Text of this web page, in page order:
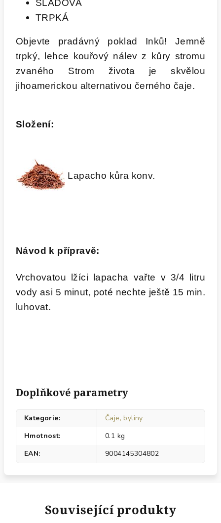
SLADOVÁ
TRPKÁ
Objevte pradávný poklad Inků! Jemně
trpký, lehce kouřový nálev z kůry stromu
zvaného Strom života je skvělou
jihoamerickou alternativou černého čaje.
Složení:
Lapacho kůra konv.
Návod k přípravě:
Vrchovatou lžíci lapacha vařte v 3/4 litru
vody asi 5 minut, poté nechte ještě 15 min.
luhovat.
Doplňkové parametry
Kategorie:
Čaje, byliny
Hmotnost:
0.1 kg
EAN: 9004145304802
Související produkty